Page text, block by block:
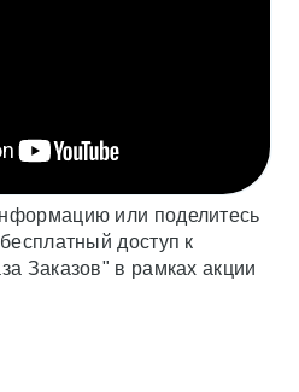
или поделитесь
доступ к
Заказов" в рамках акции